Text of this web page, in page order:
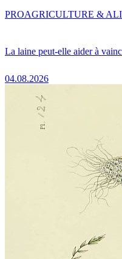
La laine peut-elle aider à
04.08.2026
PROAGRICULTURE &